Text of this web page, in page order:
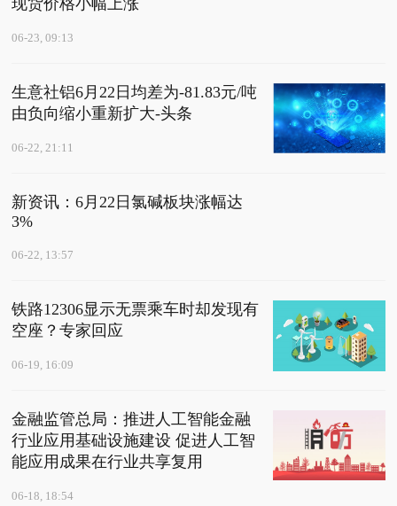
现货价格小幅上涨
06-23, 09:13
生意社铝6月22日均差为-81.83元/吨
由负向缩小重新扩大-头条
06-22, 21:11
新资讯：6月22日氯碱板块涨幅达
3%
06-22, 13:57
铁路12306显示无票乘车时却发现有
空座？专家回应
06-19, 16:09
金融监管总局：推进人工智能金融
行业应用基础设施建设 促进人工智
能应用成果在行业共享复用
06-18, 18:54